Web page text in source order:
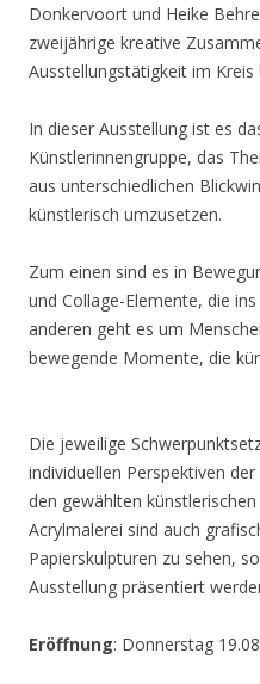
Donkervoort und Heike
zweijährige kreative
Ausstellungstätigkeit im Kreis
In dieser Ausstellung ist es
Künstlerinnengruppe, das
aus unterschiedlichen
künstlerisch umzusetzen.
Zum einen sind es in
und Collage-Elemente, die
anderen geht es um
bewegende Momente, die
Die jeweilige
individuellen Perspektiven
den gewählten
Acrylmalerei sind auch
Papierskulpturen zu sehen,
Ausstellung präsentiert
Eröffnung: Donnerstag